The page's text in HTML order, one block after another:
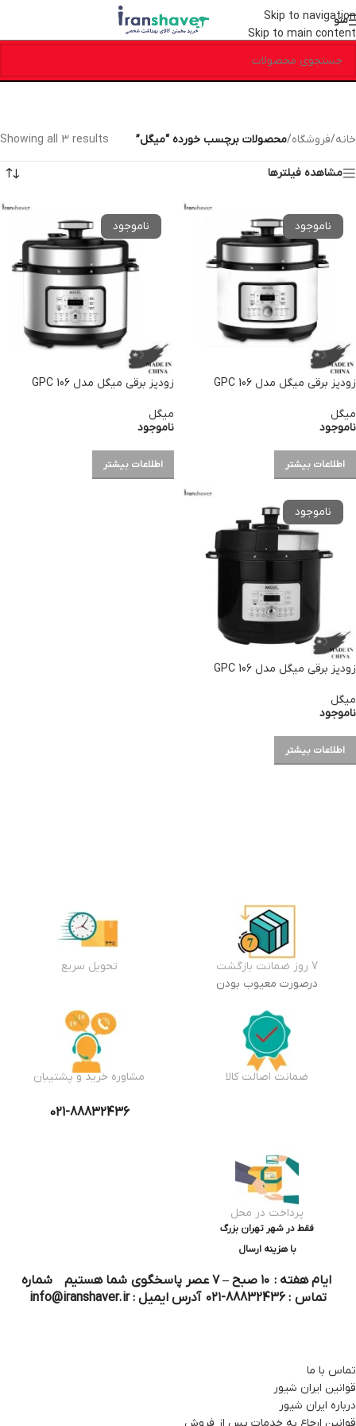
Skip to navigation
Skip to main content
منو
خانه/فروشگاه/محصولات برچسب خورده “میگل” Showing all 3 results
مشاهده فیلترها
زودپز برقی میگل مدل GPC 106
میگل
ناموجود
اطلاعات بیشتر
زودپز برقی میگل مدل GPC 106
میگل
ناموجود
اطلاعات بیشتر
زودپز برقی میگل مدل GPC 106
میگل
ناموجود
اطلاعات بیشتر
7 روز ضمانت بازگشت
درصورت معیوب بودن
تحویل سریع
ضمانت اصالت کالا مشاوره خرید و پشتیبان
021-88832436
پرداخت در محل
فقط در شهر تهران بزرگ
با هزینه ارسال
ایام هفته : ۱۰ صبح – ۷ عصر پاسخگوی شما هستیم شماره
تماس : 88832436-۰۲۱ آدرس ایمیل : info@iranshaver.ir
تماس با ما
قوانین ایران شیور
درباره ایران شیور
قوانین ارجاع به خدمات پس از فروش